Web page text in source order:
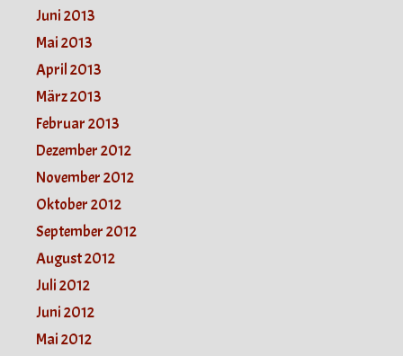
Juni 2013
Mai 2013
April 2013
März 2013
Februar 2013
Dezember 2012
November 2012
Oktober 2012
September 2012
August 2012
Juli 2012
Juni 2012
Mai 2012